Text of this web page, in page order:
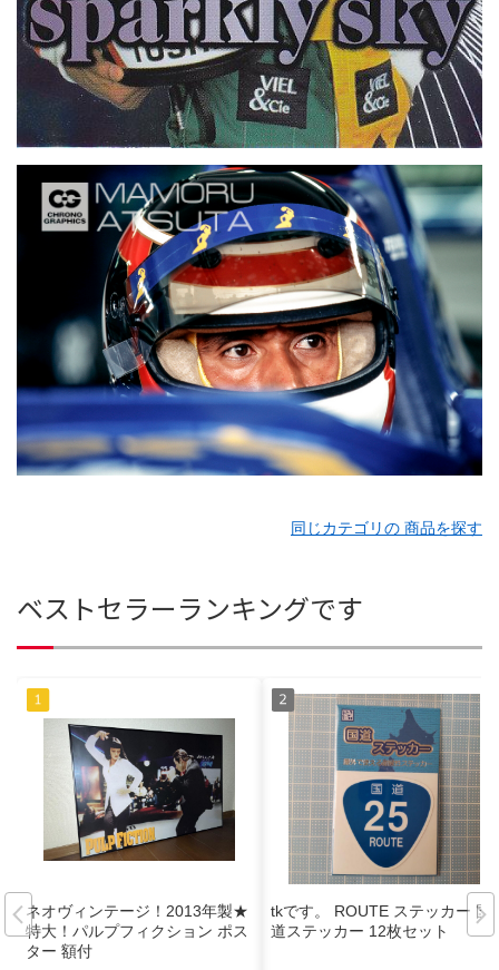
同じカテゴリの 商品を探す
ベストセラーランキングです
ネオヴィンテージ！2013年製★
特大！パルプフィクション ポス
ター 額付
tkです。 ROUTE ステッカー 国
道ステッカー 12枚セット